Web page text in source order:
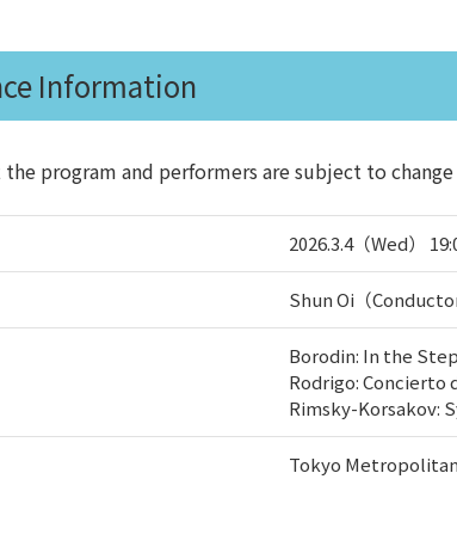
Information
the program and performers are subject to
2026.3.4（Wed）
Shun Oi（
Borodin: In the
Rodrigo: Concierto
Rimsky-Korsakov:
Tokyo